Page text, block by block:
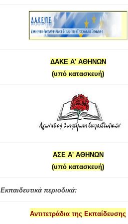
ΔΑΚΕ Α' ΑΘΗΝΩΝ
(υπό κατασκευή)
ΑΣΕ Α' ΑΘΗΝΩΝ
(υπό κατασκευή)
Εκπαιδευτικά περιοδικά:
Αντιτετράδια της Εκπαίδευσης